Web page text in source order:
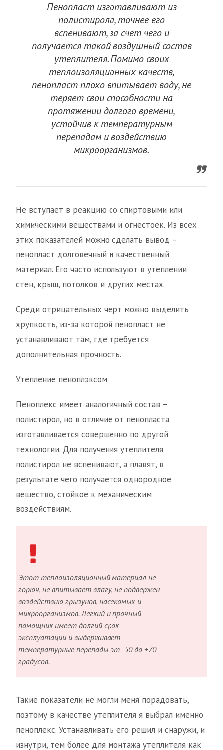
Пенопласт изготавливают из
полистирола, точнее его
вспенивают, за счет чего и
получается такой воздушный состав
утеплителя. Помимо своих
теплоизоляционных качеств,
пенопласт плохо впитывает воду, не
теряет свои способности на
протяжении долгого времени,
устойчив к температурным
перепадам и воздействию
микроорганизмов.
Не вступает в реакцию со спиртовыми или
химическими веществами и огнестоек. Из всех
этих показателей можно сделать вывод –
пенопласт долговечный и качественный
материал. Его часто используют в утеплении
стен, крыш, потолков и других местах.
Среди отрицательных черт можно выделить
хрупкость, из-за которой пенопласт не
устанавливают там, где требуется
дополнительная прочность.
Утепление пеноплэксом
Пеноплекс имеет аналогичный состав –
полистирол, но в отличие от пенопласта
изготавливается совершенно по другой
технологии. Для получения утеплителя
полистирол не вспенивают, а плавят, в
результате чего получается однородное
вещество, стойкое к механическим
воздействиям.
Этот теплоизоляционный материал не
горюч, не впитывает влагу, не подвержен
воздействию грызунов, насекомых и
микроорганизмов. Легкий и прочный
помощник имеет долгий срок
эксплуатации и выдерживает
температурные перепады от -50 до +70
градусов.
Такие показатели не могли меня порадовать,
поэтому в качестве утеплителя я выбрал именно
пеноплекс. Устанавливать его решил и снаружи, и
изнутри, тем более для монтажа утеплителя как